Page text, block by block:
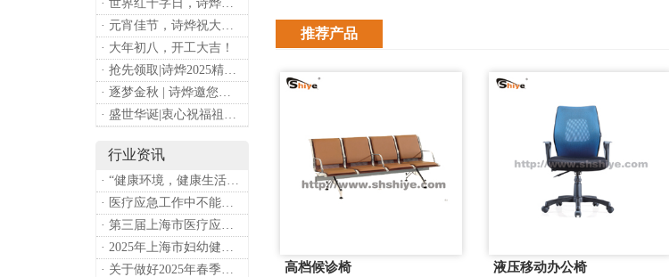
· 世界红十字日，诗烨向全体红十字人致以最诚挚的节日祝福
· 元宵佳节，诗烨祝大家团团圆圆
· 大年初八，开工大吉！
· 抢先领取|诗烨2025精美台历超前放送！
· 逐梦金秋 | 诗烨邀您共赴第90届中国国际医疗器械博览会
· 盛世华诞|衷心祝福祖国母亲昌盛富强！
行业资讯
· “健康环境，健康生活”，上海第37个爱国卫生月系列活动
· 医疗应急工作中不能忽略的设备：医用转运车
· 第三届上海市医疗应急青年职业技能大赛暨第八届进博会医疗保障技能大比武活动通知
· 2025年上海市妇幼健康工作要点
· 关于做好2025年春季新冠病毒感染等重点传染病防治工作的通知
推荐产品
高档候诊椅 液压移动办公椅